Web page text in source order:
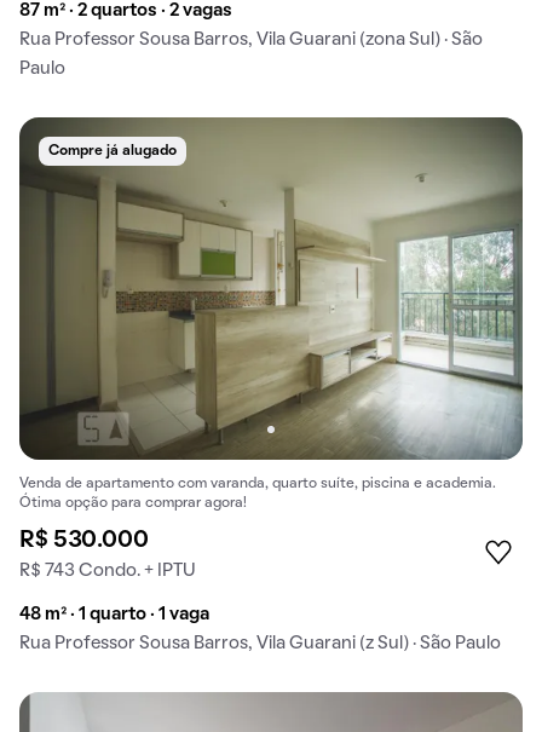
87 m² · 2 quartos · 2 vagas
Rua Professor Sousa Barros, Vila Guarani (zona Sul) · São
Paulo
Compre já alugado
Venda de apartamento com varanda, quarto suíte, piscina e academia.
Ótima opção para comprar agora!
R$ 530.000
R$ 743 Condo. + IPTU
48 m² · 1 quarto · 1 vaga
Rua Professor Sousa Barros, Vila Guarani (z Sul) · São Paulo